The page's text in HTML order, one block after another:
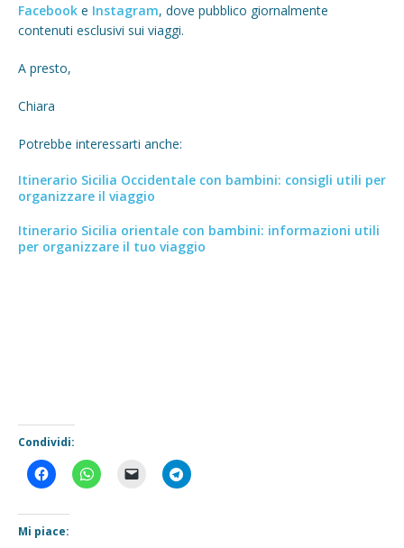
Facebook e Instagram, dove pubblico giornalmente
contenuti esclusivi sui viaggi.
A presto,
Chiara
Potrebbe interessarti anche:
Itinerario Sicilia Occidentale con bambini: consigli utili per
organizzare il viaggio
Itinerario Sicilia orientale con bambini: informazioni utili
per organizzare il tuo viaggio
Condividi:
Mi piace: